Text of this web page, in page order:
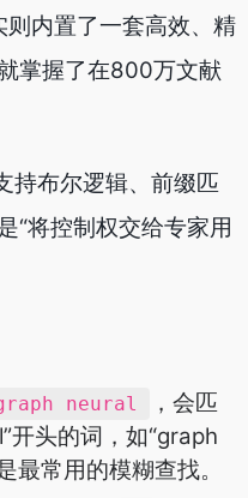
内置了一套高效、精
掌握了在800万文献
持布尔逻辑、前缀匹
“将控制权交给专家用
neural
，会匹
开头的词，如“graph
常用的模糊查找。